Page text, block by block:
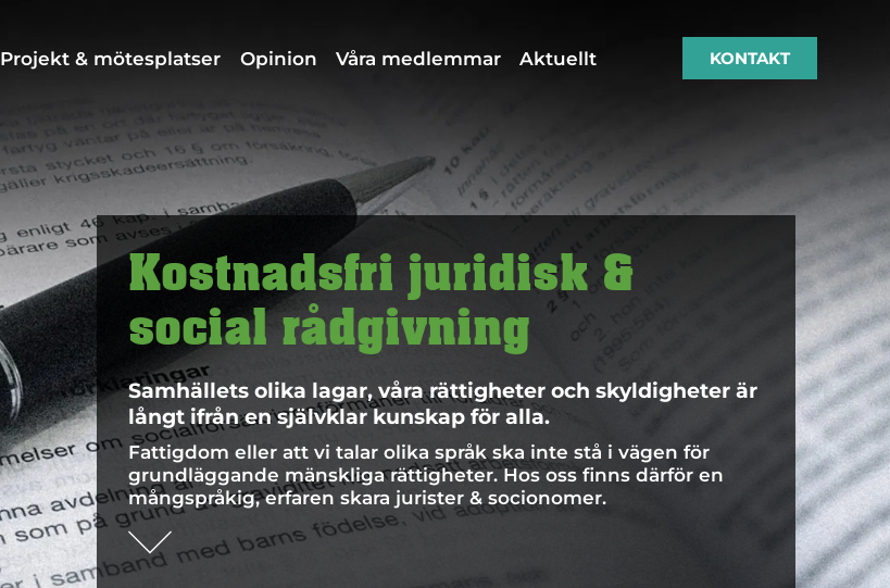
Projekt & mötesplatser Opinion Våra medlemmar Aktuellt KONTAKT
Kostnadsfri juridisk &
social rådgivning
Samhällets olika lagar, våra rättigheter och skyldigheter är
långt ifrån en självklar kunskap för alla.
Fattigdom eller att vi talar olika språk ska inte stå i vägen för
grundläggande mänskliga rättigheter. Hos oss finns därför en
mångspråkig, erfaren skara jurister & socionomer.